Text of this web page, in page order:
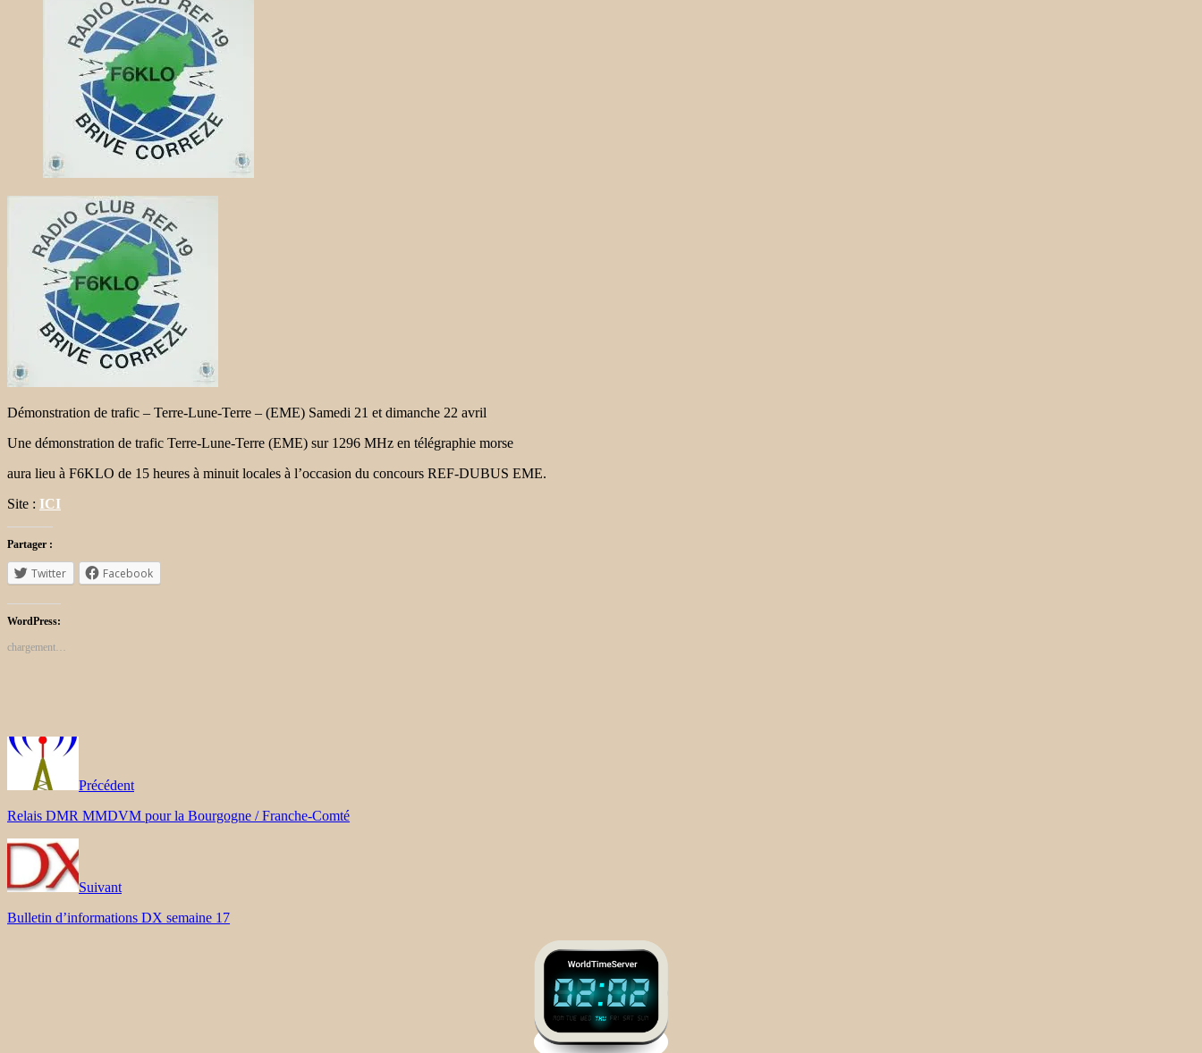
Démonstration de trafic – Terre-Lune-Terre – (EME) Samedi 21 et dimanche 22 avril
Une démonstration de trafic Terre-Lune-Terre (EME) sur 1296 MHz en télégraphie morse
aura lieu à F6KLO de 15 heures à minuit locales à l’occasion du concours REF-DUBUS EME.
Site : ICI
Partager :
Twitter Facebook
WordPress:
chargement…
Précédent
Relais DMR MMDVM pour la Bourgogne / Franche-Comté
Suivant
Bulletin d’informations DX semaine 17